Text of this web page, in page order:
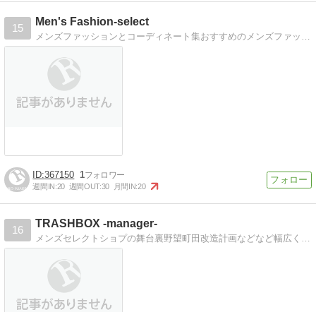
15
Men's Fashion-select
メンズファッションとコーディネート集おすすめのメンズファッションアイテムとコーディネートサンプル。全商品通販可能です
367150 1
週間IN:20 週間OUT:30 月間IN:20
16
TRASHBOX -manager-
メンズセレクトショプの舞台裏野望町田改造計画などなど幅広く公開中！！